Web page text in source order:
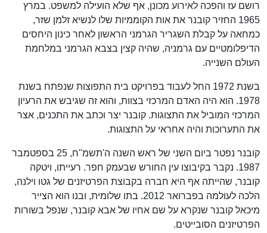
רושם עז והפכה לאירוע מכונן, אף שלא הועילה למשפט. במרץ
1965 החזיר קובנר את אות הקוממיות שלו לנשיא זלמן שזר,
כמחאה על קבלת השגריר הגרמני הראשון לאחר כינון היחסים
הדיפלומטיים עם גרמניה, שהיה קצין בצבא הגרמני במלחמת
העולם השנייה.
בשנת 1972 החל לעבוד בפרויקט בית התפוצות שנפתח בשנת
1978. הוא היה האדם המרכזי בצוות, והוא זה שגיבש את הרעיון
המרכזי המוביל את התצוגות. קובנר יצר וכתב את התכנים, אצר
את התערוכות והיה אחראי על התצוגות.
קובנר נפטר ביום השני של ראש השנה ה'תשמ"ח, 25 בספטמבר
1987. נקבר בקיבוצו עין החורש שבעמק חפר. רעייתו, ויטקה
קובנר, שהייתה אף היא חברה בקבוצת הפרטיזנים של גטו וילנה,
הלכה לעולמה בפברואר 2012. בתו שלומית, ובנו הוא הצייר
מיכאל קובנר שנקרא על שם אחיו של אבא קובנר, שנפל בשורות
הפרטיזנים הסובייטים.